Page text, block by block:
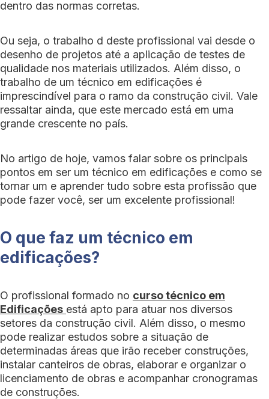
dentro das normas corretas.
Ou seja, o trabalho d deste profissional vai desde o
desenho de projetos até a aplicação de testes de
qualidade nos materiais utilizados. Além disso, o
trabalho de um técnico em edificações é
imprescindível para o ramo da construção civil. Vale
ressaltar ainda, que este mercado está em uma
grande crescente no país.
No artigo de hoje, vamos falar sobre os principais
pontos em ser um técnico em edificações e como se
tornar um e aprender tudo sobre esta profissão que
pode fazer você, ser um excelente profissional!
O que faz um técnico em
edificações?
O profissional formado no curso técnico em
Edificações está apto para atuar nos diversos
setores da construção civil. Além disso, o mesmo
pode realizar estudos sobre a situação de
determinadas áreas que irão receber construções,
instalar canteiros de obras, elaborar e organizar o
licenciamento de obras e acompanhar cronogramas
de construções.